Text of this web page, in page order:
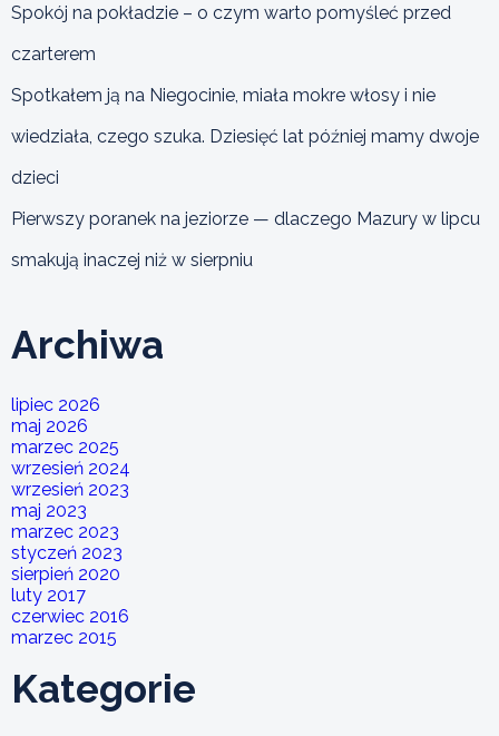
Spokój na pokładzie – o czym warto pomyśleć przed
czarterem
Spotkałem ją na Niegocinie, miała mokre włosy i nie
wiedziała, czego szuka. Dziesięć lat później mamy dwoje
dzieci
Pierwszy poranek na jeziorze — dlaczego Mazury w lipcu
smakują inaczej niż w sierpniu
Archiwa
lipiec 2026
maj 2026
marzec 2025
wrzesień 2024
wrzesień 2023
maj 2023
marzec 2023
styczeń 2023
sierpień 2020
luty 2017
czerwiec 2016
marzec 2015
Kategorie